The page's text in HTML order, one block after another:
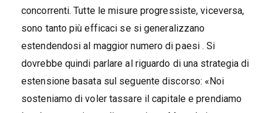
concorrenti. Tutte le misure progressiste, viceversa,
sono tanto più efficaci se si generalizzano
estendendosi al maggior numero di paesi . Si
dovrebbe quindi parlare al riguardo di una strategia di
estensione basata sul seguente discorso: «Noi
sosteniamo di voler tassare il capitale e prendiamo